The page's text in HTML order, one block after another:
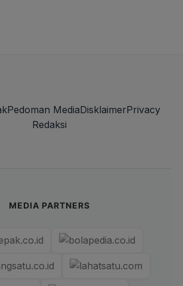
Pedoman MediaDisklaimerPrivacy
Redaksi
MEDIA PARTNERS